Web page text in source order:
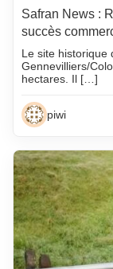
Safran News :
succès
Le site historique
Gennevilliers/
hectares. Il […]
piwi